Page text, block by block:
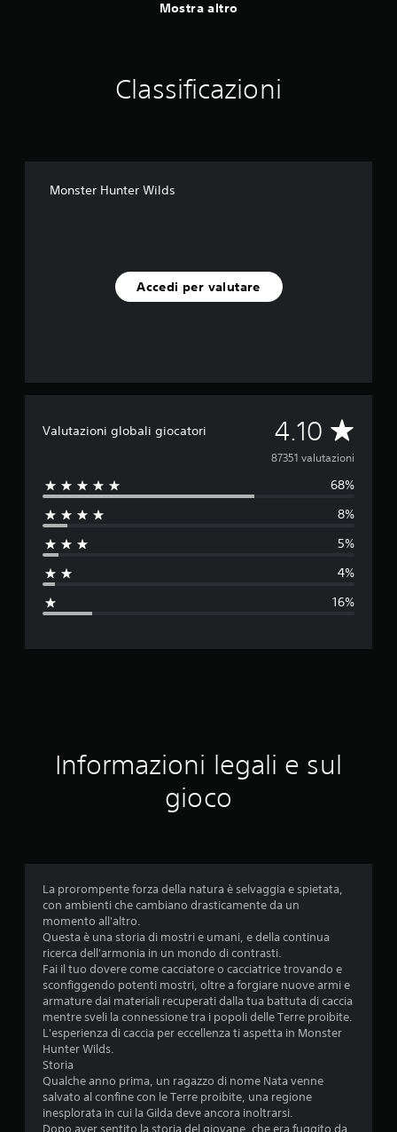
Mostra altro
Classificazioni
Monster Hunter Wilds
Accedi per valutare
Valutazioni globali giocatori 4.10 V
a
u
a
i
e
d
i
i
4
1
s
87351 valutazioni
68%
8%
5%
4%
16%
Informazioni legali e sul
gioco
La prorompente forza della natura è selvaggia e spietata,
con ambienti che cambiano drasticamente da un
momento all'altro.
Questa è una storia di mostri e umani, e della continua
ricerca dell'armonia in un mondo di contrasti.
Fai il tuo dovere come cacciatore o cacciatrice trovando e
sconfiggendo potenti mostri, oltre a forgiare nuove armi e
armature dai materiali recuperati dalla tua battuta di caccia
mentre sveli la connessione tra i popoli delle Terre proibite.
L'esperienza di caccia per eccellenza ti aspetta in Monster
Hunter Wilds.
Storia
Qualche anno prima, un ragazzo di nome Nata venne
salvato al confine con le Terre proibite, una regione
inesplorata in cui la Gilda deve ancora inoltrarsi.